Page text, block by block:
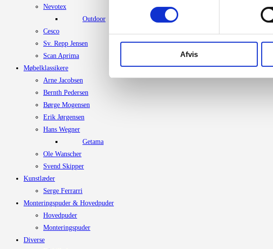
Afvis
Nevotex
Outdoor
Cesco
Sv. Repp Jensen
Scan Aprima
Møbelklassikere
Arne Jacobsen
Bernth Pedersen
Børge Mogensen
Erik Jørgensen
Hans Wegner
Getama
Ole Wanscher
Svend Skipper
Kunstlæder
Serge Ferrarri
Monteringspuder & Hovedpuder
Hovedpuder
Monteringspuder
Diverse